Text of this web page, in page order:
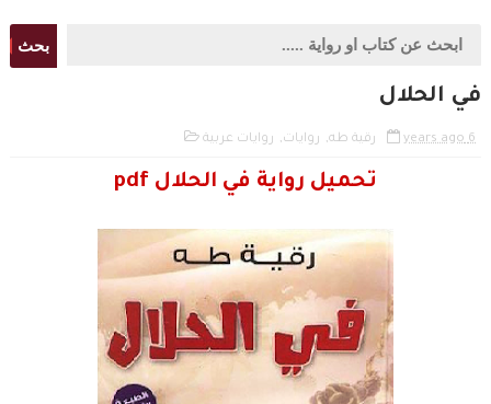
بحث
في الحلال
6 years ago رقية طه, روايات, روايات عربية
تحميل رواية في الحلال pdf